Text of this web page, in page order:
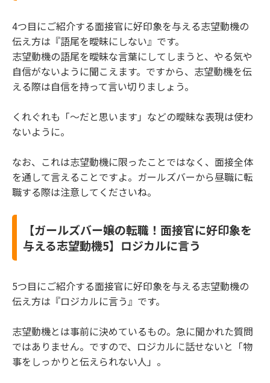
4つ目にご紹介する面接官に好印象を与える志望動機の
伝え方は『語尾を曖昧にしない』です。
志望動機の語尾を曖昧な言葉にしてしまうと、やる気や
自信がないように聞こえます。ですから、志望動機を伝
える際は自信を持って言い切りましょう。
くれぐれも「〜だと思います」などの曖昧な表現は使わ
ないように。
なお、これは志望動機に限ったことではなく、面接全体
を通して言えることですよ。ガールズバーから昼職に転
職する際は注意してくださいね。
【ガールズバー嬢の転職！面接官に好印象を
与える志望動機5】ロジカルに言う
5つ目にご紹介する面接官に好印象を与える志望動機の
伝え方は『ロジカルに言う』です。
志望動機とは事前に決めているもの。急に聞かれた質問
ではありません。ですので、ロジカルに話せないと「物
事をしっかりと伝えられない人」。